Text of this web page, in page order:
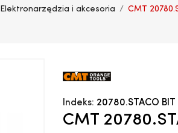
Elektronarzędzia i akcesoria CMT
Indeks: 20780.STACO BIT
CMT